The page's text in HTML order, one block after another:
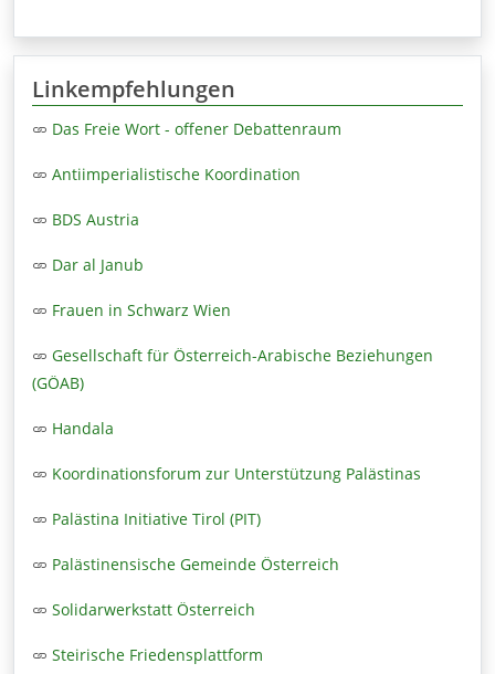
Linkempfehlungen
Das Freie Wort - offener Debattenraum
Antiimperialistische Koordination
BDS Austria
Dar al Janub
Frauen in Schwarz Wien
Gesellschaft für Österreich-Arabische Beziehungen
(GÖAB)
Handala
Koordinationsforum zur Unterstützung Palästinas
Palästina Initiative Tirol (PIT)
Palästinensische Gemeinde Österreich
Solidarwerkstatt Österreich
Steirische Friedensplattform